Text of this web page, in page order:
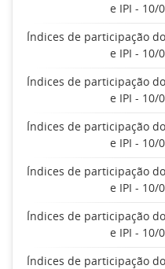
e IPI - 10/
Índices de participação
e IPI - 10/
Índices de participação
e IPI - 10/
Índices de participação
e IPI - 10/
Índices de participação
e IPI - 10/
Índices de participação
e IPI - 10/
Índices de participação